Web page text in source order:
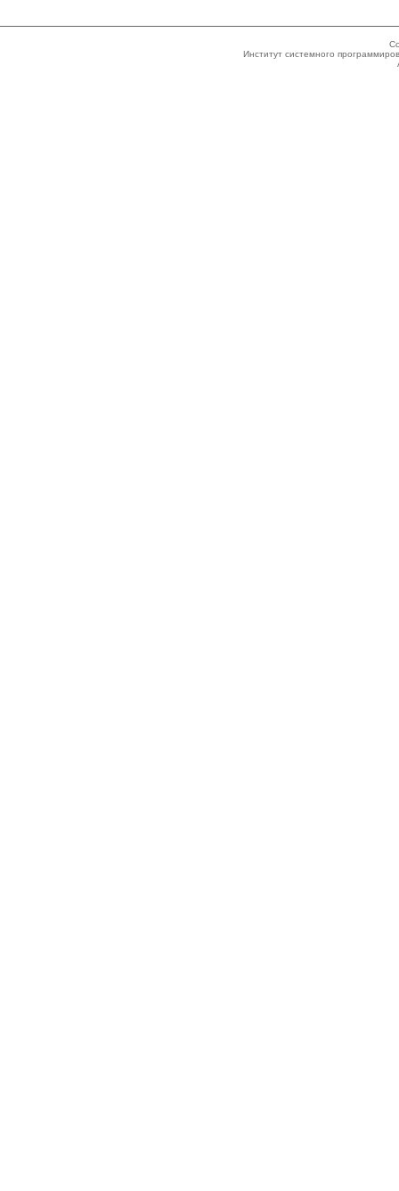
Институт системного